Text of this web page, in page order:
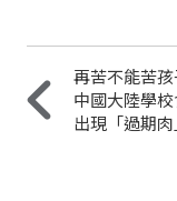
再苦不能苦
中國大陸學
出現「過期肉